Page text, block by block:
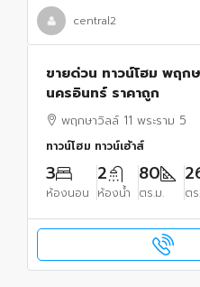
central2
ขายด่วน ทาวน์โฮม พฤก
นครอินทร์ ราคาถูก
พฤกษาวิลล์ 11 พระราม 5
ทาวน์โฮม ทาวน์เฮ้าส์
3
ห้องนอน
2
ห้องน้ำ
80
ตร.ม. ต